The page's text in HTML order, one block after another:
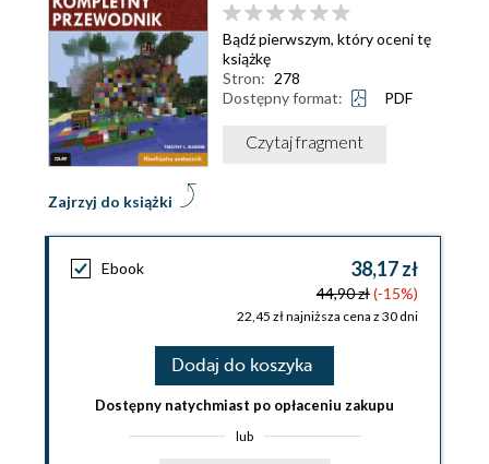
Zajrzyj do książki
Bądź pierwszym, który oceni tę
książkę
Stron: 278
Dostępny format:
PDF
Czytaj fragment
Ebook 38,17 zł
44,90 zł(-15%)
22,45 zł najniższa cena z 30 dni
Dodaj do koszyka
Dostępny natychmiast po opłaceniu zakupu
lub